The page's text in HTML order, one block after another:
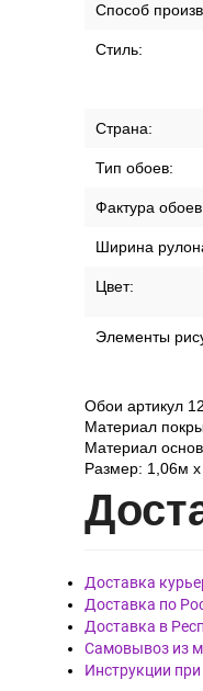
Способ
Стиль:
Страна:
Тип обоев:
Фактура
Ширина
Цвет:
Элементы
Обои артикул
Материал
Материал
Размер: 1,06м
Дост
Доставка
Доставка по
Доставка в
Самовывоз из
Инструкции